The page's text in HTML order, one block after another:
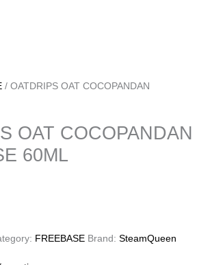
/ OATDRIPS OAT COCOPANDAN
OAT COCOPANDAN
60ML
FREEBASE Brand:SteamQueen